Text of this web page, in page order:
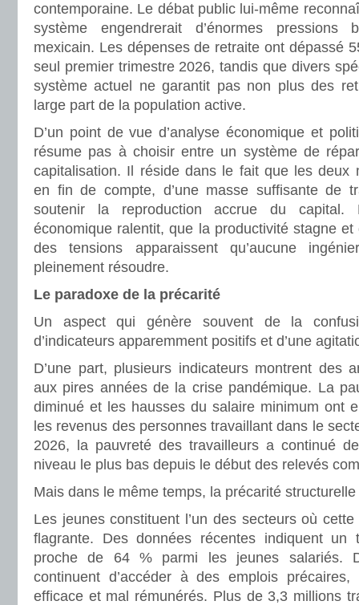
contemporaine. Le débat public lui-même
système engendrerait d’énormes pressions
mexicain. Les dépenses de retraite ont dépassé
seul premier trimestre 2026, tandis que divers
système actuel ne garantit pas non plus des
large part de la population active.
D’un point de vue d’analyse économique et
résume pas à choisir entre un système de
capitalisation. Il réside dans le fait que les deux
en fin de compte, d’une masse suffisante de
soutenir la reproduction accrue du capital.
économique ralentit, que la productivité stagne
des tensions apparaissent qu’aucune
pleinement résoudre.
Le paradoxe de la précarité
Un aspect qui génère souvent de la
d’indicateurs apparemment positifs et d’une
D’une part, plusieurs indicateurs montrent des
aux pires années de la crise pandémique. La
diminué et les hausses du salaire minimum ont
les revenus des personnes travaillant dans le
2026, la pauvreté des travailleurs a continué
niveau le plus bas depuis le début des relevés
Mais dans le même temps, la précarité
Les jeunes constituent l’un des secteurs où
flagrante. Des données récentes indiquent un
proche de 64 % parmi les jeunes salariés.
continuent d’accéder à des emplois
efficace et mal rémunérés. Plus de 3,3 millions